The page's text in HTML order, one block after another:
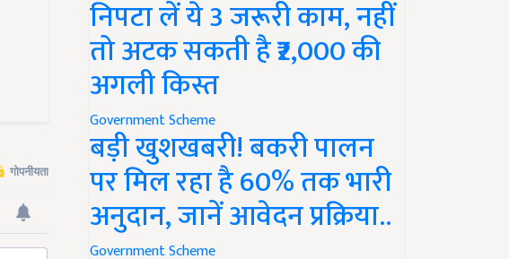
निपटा लें ये 3 जरूरी काम, नहीं
तो अटक सकती है ₹2,000 की
अगली किस्त
Government Scheme
बड़ी खुशखबरी! बकरी पालन
पर मिल रहा है 60% तक भारी
अनुदान, जानें आवेदन प्रक्रिया..
Government Scheme